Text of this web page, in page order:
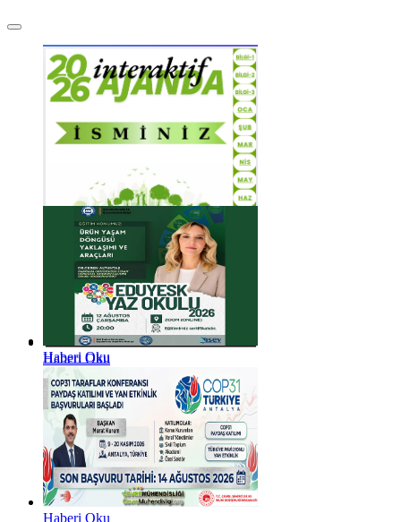
Haberi Oku
Haberi Oku
Haberi Oku